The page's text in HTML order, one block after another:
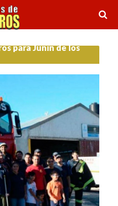
para Junín de los